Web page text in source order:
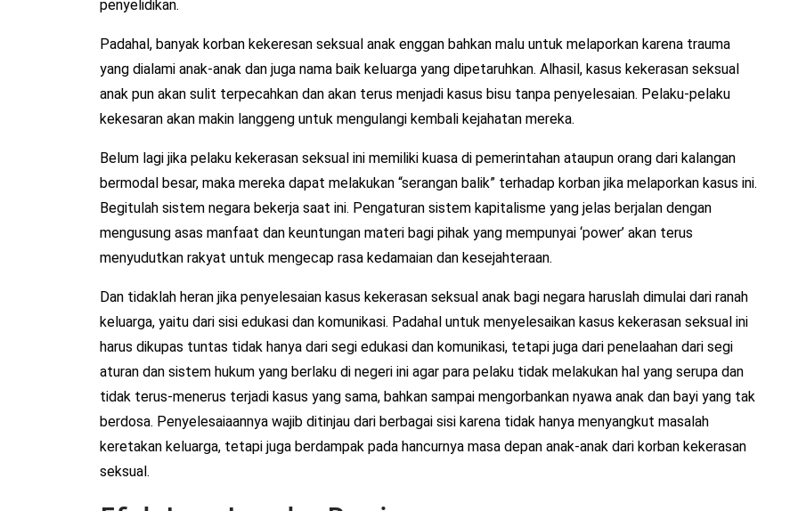
penyelidikan.
Padahal, banyak korban kekeresan seksual anak enggan bahkan malu untuk melaporkan karena trauma
yang dialami anak-anak dan juga nama baik keluarga yang dipetaruhkan. Alhasil, kasus kekerasan seksual
anak pun akan sulit terpecahkan dan akan terus menjadi kasus bisu tanpa penyelesaian. Pelaku-pelaku
kekesaran akan makin langgeng untuk mengulangi kembali kejahatan mereka.
Belum lagi jika pelaku kekerasan seksual ini memiliki kuasa di pemerintahan ataupun orang dari kalangan
bermodal besar, maka mereka dapat melakukan “serangan balik” terhadap korban jika melaporkan kasus ini.
Begitulah sistem negara bekerja saat ini. Pengaturan sistem kapitalisme yang jelas berjalan dengan
mengusung asas manfaat dan keuntungan materi bagi pihak yang mempunyai ‘power’ akan terus
menyudutkan rakyat untuk mengecap rasa kedamaian dan kesejahteraan.
Dan tidaklah heran jika penyelesaian kasus kekerasan seksual anak bagi negara haruslah dimulai dari ranah
keluarga, yaitu dari sisi edukasi dan komunikasi. Padahal untuk menyelesaikan kasus kekerasan seksual ini
harus dikupas tuntas tidak hanya dari segi edukasi dan komunikasi, tetapi juga dari penelaahan dari segi
aturan dan sistem hukum yang berlaku di negeri ini agar para pelaku tidak melakukan hal yang serupa dan
tidak terus-menerus terjadi kasus yang sama, bahkan sampai mengorbankan nyawa anak dan bayi yang tak
berdosa. Penyelesaiaannya wajib ditinjau dari berbagai sisi karena tidak hanya menyangkut masalah
keretakan keluarga, tetapi juga berdampak pada hancurnya masa depan anak-anak dari korban kekerasan
seksual.